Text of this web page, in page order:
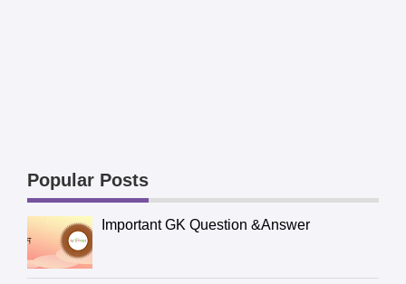
Popular Posts
Important GK Question &Answer